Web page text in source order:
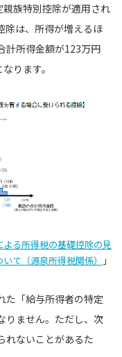
族特別控除が適用され
除は、所得が増えるほ
計所得金額が123万円
ります。
る所得税の基礎控除の見
て（源泉所得税関係）
」
た「給与所得者の特定
りません。ただし、次
れないことがあるた